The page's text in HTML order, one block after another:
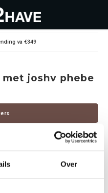
Over
va €349
joshv phebe